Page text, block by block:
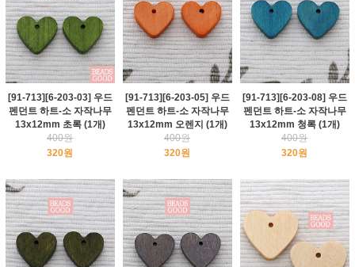
[91-713][6-203-03] 우드
펜던트 하트-소 자작나무
13x12mm 초록 (1개)
400원
320원
[91-713][6-203-05] 우드
펜던트 하트-소 자작나무
13x12mm 오렌지 (1개)
400원
320원
[91-713][6-203-08] 우드
펜던트 하트-소 자작나무
13x12mm 청록 (1개)
400원
320원